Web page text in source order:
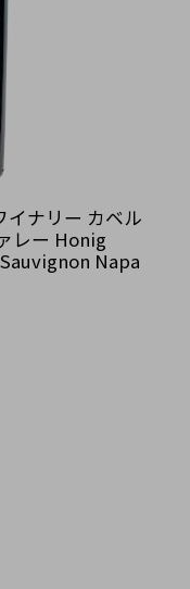
イナリー カベル
レー Honig
Napa